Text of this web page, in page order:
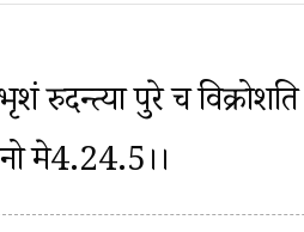
रुदन्त्या पुरे च
मे4.24.5।।